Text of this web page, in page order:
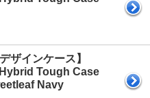
ザインケース】
Tough Case
Navy